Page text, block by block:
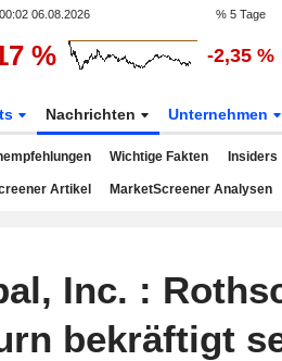
06.08.2026 % 5 Tage
% -2,35 %
Nachrichten Unternehmen
Wichtige Fakten Insiders
Artikel MarketScreener Analysen
Inc. :
bekräftigt